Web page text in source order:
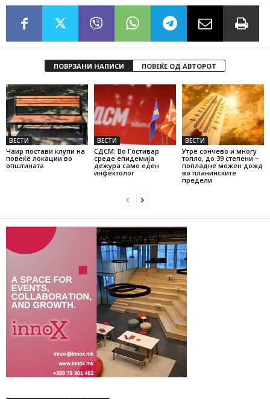
ПОВРЗАНИ НАПИСИ ПОВЕЌЕ ОД АВТОРОТ
ВЕСТИ
Чаир постави клупи на
повеќе локации во
општината
ВЕСТИ
СДСМ: Во Гостивар
среде епидемија
дежура само еден
инфектолог
ВЕСТИ
Утре сончево и многу
топло, до 39 степени –
попладне можен дожд
во планинските
предели